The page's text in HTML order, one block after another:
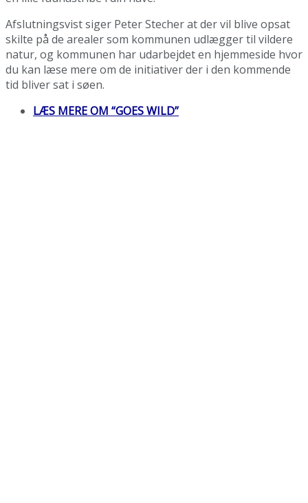
Afslutningsvist siger Peter Stecher at der vil blive opsat
skilte på de arealer som kommunen udlægger til vildere
natur, og kommunen har udarbejdet en hjemmeside hvor
du kan læse mere om de initiativer der i den kommende
tid bliver sat i søen.
LÆS MERE OM “GOES WILD”